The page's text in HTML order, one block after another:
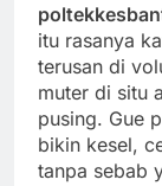
itu rasanya
terusan di
muter di situ
pusing. Gue
bikin kesel,
tanpa sebab